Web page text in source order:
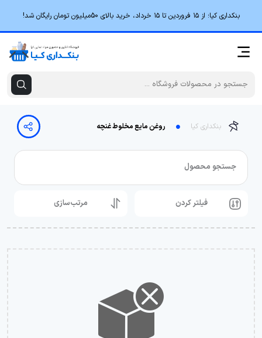
بنکداری کیا؛ از ۱۵ فروردین تا ۱۵ خرداد، خرید بالای 50میلیون تومان رایگان شد!
بنکداری کیا روغن مایع مخلوط غنچه
جستجو محصول
فیلتر کردن مرتب‌سازی